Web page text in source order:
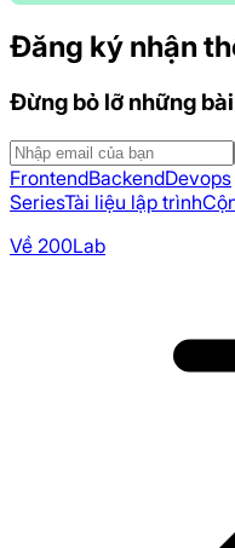
Đăng ký nhận
Đừng bỏ lỡ những
FrontendBackendDevops
SeriesTài liệu lập trình
Về 200Lab